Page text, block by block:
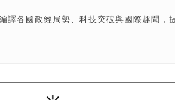
譯各國政經局勢、科技突破與國際趣聞，